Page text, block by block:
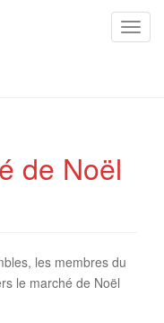
T
de Noël
les membres du
le marché de Noël